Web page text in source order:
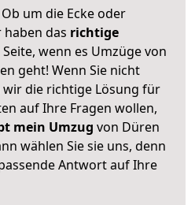
um die Ecke oder
das richtige
wenn es Umzüge von
geht! Wenn Sie nicht
die richtige Lösung für
auf Ihre Fragen wollen,
mein Umzug von Düren
wählen Sie sie uns, denn
Antwort auf Ihre